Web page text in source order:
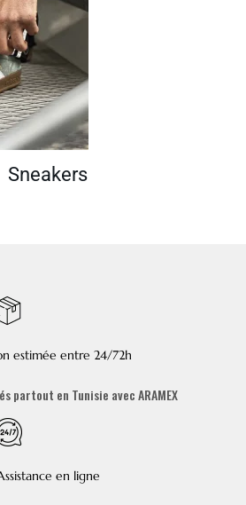
Sneakers
estimée entre 24/72h
partout en Tunisie avec ARAMEX
en ligne